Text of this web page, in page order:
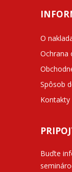
O
Ochrana
Spôsob
Kontakty
Buďte